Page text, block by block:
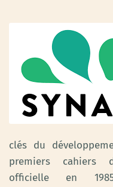
clés du
premiers cahiers
officielle en